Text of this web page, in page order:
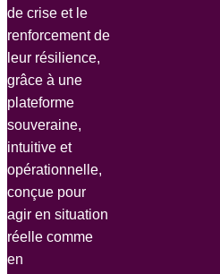
de crise et le
renforcement de
leur résilience,
grâce à une
plateforme
souveraine,
intuitive et
opérationnelle,
conçue pour
agir en situation
réelle comme
en